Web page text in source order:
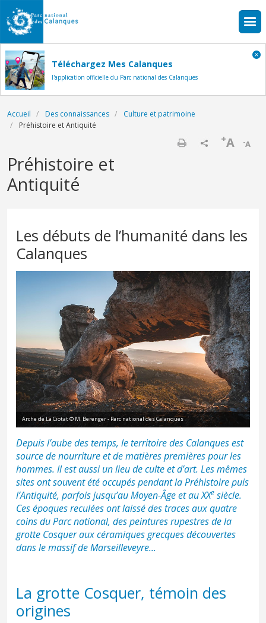
Aller au contenu principal
Téléchargez Mes Calanques
l'application officielle du Parc national des Calanques
Fil d'Ariane
Accueil Des connaissances
Culture et patrimoine
Préhistoire et Antiquité
-A
+A
Préhistoire et
Antiquité
Les débuts de l’humanité dans les
Calanques
Arche de La Ciotat © M. Berenger - Parc national des Calanques
Depuis l’aube des temps, le territoire des Calanques est
source de nourriture et de matières premières pour les
hommes. Il est aussi un lieu de culte et d’art. Les mêmes
sites ont souvent été occupés pendant la Préhistoire puis
l’Antiquité, parfois jusqu’au Moyen-Âge et au XXe siècle.
Ces époques reculées ont laissé des traces aux quatre
coins du Parc national, des peintures rupestres de la
grotte Cosquer aux céramiques grecques découvertes
dans le massif de Marseilleveyre...
La grotte Cosquer, témoin des
origines